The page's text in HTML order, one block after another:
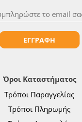
Όροι Καταστήματος
Τρόποι Παραγγελίας
Τρόποι Πληρωμής
ΕΓΓΡΑΦΗ